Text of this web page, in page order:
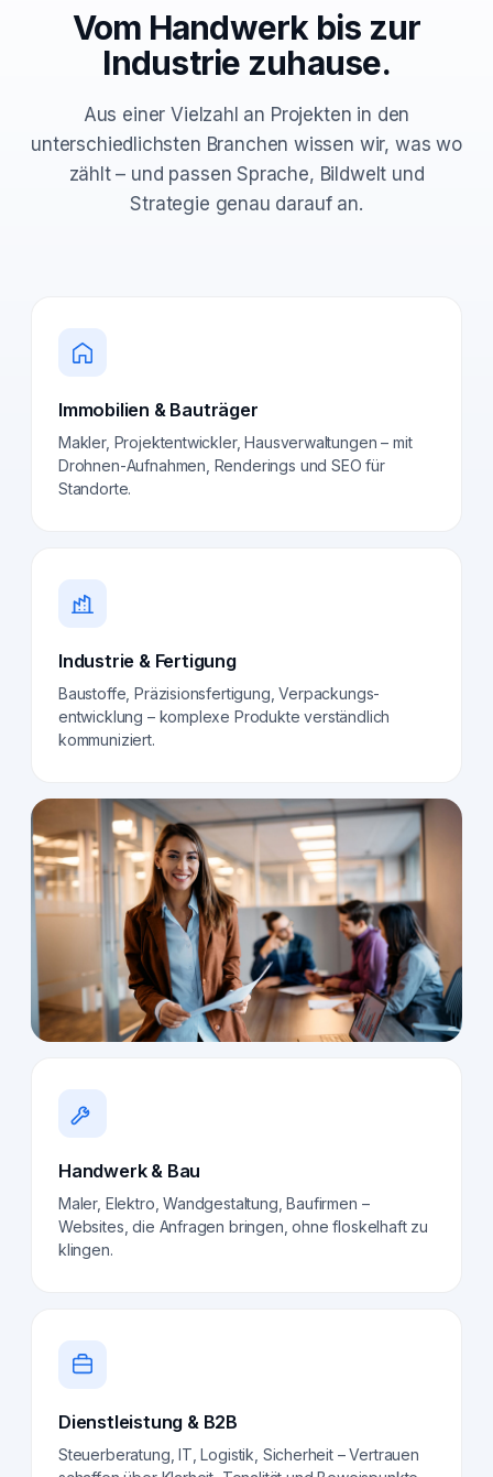
Vom Handwerk bis zur
Industrie zuhause.
Aus einer Vielzahl an Projekten in den
unterschiedlichsten Branchen wissen wir, was wo
zählt – und passen Sprache, Bildwelt und
Strategie genau darauf an.
Immobilien & Bauträger
Makler, Projektentwickler, Hausverwaltungen – mit
Drohnen-Aufnahmen, Renderings und SEO für
Standorte.
Industrie & Fertigung
Baustoffe, Präzisionsfertigung, Verpackungs­
entwicklung – komplexe Produkte verständlich
kommuniziert.
Handwerk & Bau
Maler, Elektro, Wandgestaltung, Baufirmen –
Websites, die Anfragen bringen, ohne floskelhaft zu
klingen.
Dienstleistung & B2B
Steuerberatung, IT, Logistik, Sicherheit – Vertrauen